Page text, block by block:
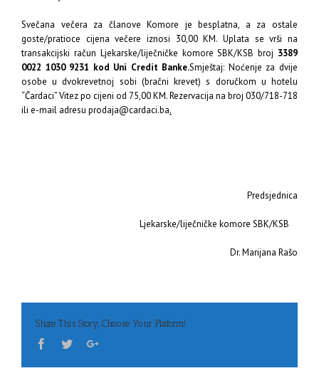
Svečana večera za članove Komore je besplatna, a za ostale
goste/pratioce cijena večere iznosi 30,00 KM. Uplata se vrši na
transakcijski račun Ljekarske/liječničke komore SBK/KSB broj 3389
0022 1030 9231 kod Uni Credit Banke.Smještaj: Noćenje za dvije
osobe u dvokrevetnoj sobi (bračni krevet) s doručkom u hotelu
“Čardaci” Vitez po cijeni od 75,00 KM. Rezervacija na broj 030/718-718
ili e-mail adresu prodaja@cardaci.ba.
Predsjednica
Ljekarske/liječničke komore SBK/KSB
Dr. Marijana Rašo
Share This Story, Choose Your Platform!